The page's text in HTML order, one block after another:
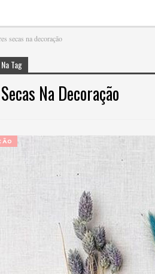
secas na decoração
Tag
Na Decoração